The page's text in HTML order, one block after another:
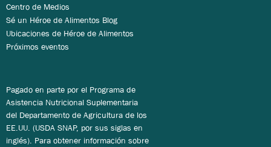
Centro de Medios
Sé un Héroe de Alimentos Blog
Ubicaciones de Héroe de Alimentos
Próximos eventos
Pagado en parte por el Programa de
Asistencia Nutricional Suplementaria
del Departamento de Agricultura de los
EE.UU. (USDA SNAP, por sus siglas en
inglés). Para obtener información sobre